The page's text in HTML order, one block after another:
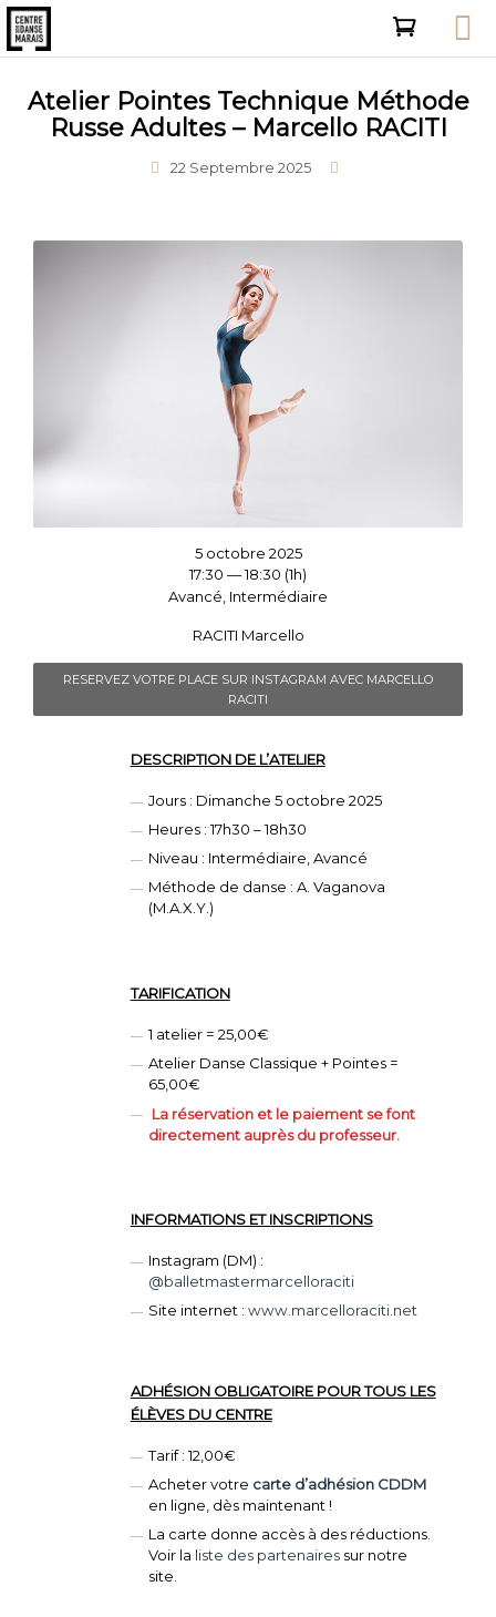
Atelier Pointes Technique Méthode
Russe Adultes – Marcello RACITI
22 Septembre 2025
DESCRIPTION DE L’ATELIER
Jours : Dimanche 5 octobre 2025
Heures : 17h30 – 18h30
Niveau : Intermédiaire, Avancé
Méthode de danse : A. Vaganova
(M.A.X.Y.)
TARIFICATION
1 atelier = 25,00€
Atelier Danse Classique + Pointes =
65,00€
La réservation et le paiement se font
directement auprès du professeur.
INFORMATIONS ET INSCRIPTIONS
Instagram (DM) :
@balletmastermarcelloraciti
Site internet :www.marcelloraciti.net
ADHÉSION OBLIGATOIRE POUR TOUS LES
ÉLÈVES DU CENTRE
Tarif : 12,00€
Acheter votre carte d’adhésion CDDM
en ligne, dès maintenant !
La carte donne accès à des réductions.
Voir la liste des partenaires sur notre
site.
5 octobre 2025
17:30 — 18:30 (1h)
Avancé, Intermédiaire
RACITI Marcello
RESERVEZ VOTRE PLACE SUR INSTAGRAM AVEC MARCELLO
RACITI